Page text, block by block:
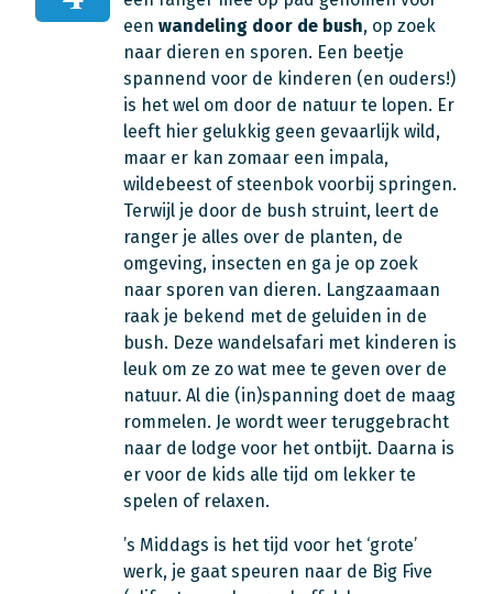
een wandeling door de bush, op zoek
naar dieren en sporen. Een beetje
spannend voor de kinderen (en ouders!)
is het wel om door de natuur te lopen. Er
leeft hier gelukkig geen gevaarlijk wild,
maar er kan zomaar een impala,
wildebeest of steenbok voorbij springen.
Terwijl je door de bush struint, leert de
ranger je alles over de planten, de
omgeving, insecten en ga je op zoek
naar sporen van dieren. Langzaamaan
raak je bekend met de geluiden in de
bush. Deze wandelsafari met kinderen is
leuk om ze zo wat mee te geven over de
natuur. Al die (in)spanning doet de maag
rommelen. Je wordt weer teruggebracht
naar de lodge voor het ontbijt. Daarna is
er voor de kids alle tijd om lekker te
spelen of relaxen.
’s Middags is het tijd voor het ‘grote’
werk, je gaat speuren naar de Big Five